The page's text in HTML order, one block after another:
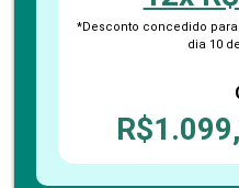
*Desconto concedido
dia 10